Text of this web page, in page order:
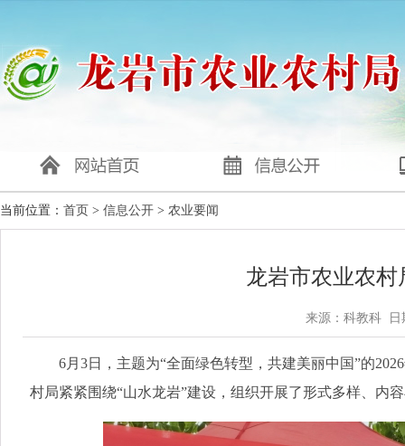
当前位置： 首页 > 信息公开 > 农业要闻
龙岩市农业农
来源：科教科 日
6月3日，主题为“全面绿色转型，共建美丽中国”的
村局紧紧围绕“山水龙岩”建设，组织开展了形式多样、内